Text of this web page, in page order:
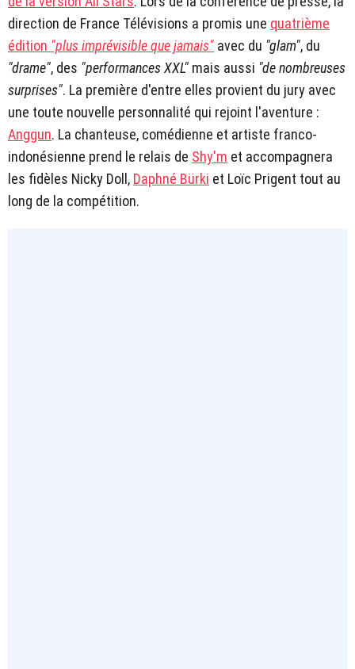
direction de France Télévisions a promis une quatrième
édition "plus imprévisible que jamais" avec du "glam", du
"drame", des "performances XXL" mais aussi "de nombreuses
surprises". La première d'entre elles provient du jury avec
une toute nouvelle personnalité qui rejoint l'aventure :
Anggun. La chanteuse, comédienne et artiste franco-
indonésienne prend le relais de Shy'm et accompagnera
les fidèles Nicky Doll, Daphné Bürki et Loïc Prigent tout au
long de la compétition.